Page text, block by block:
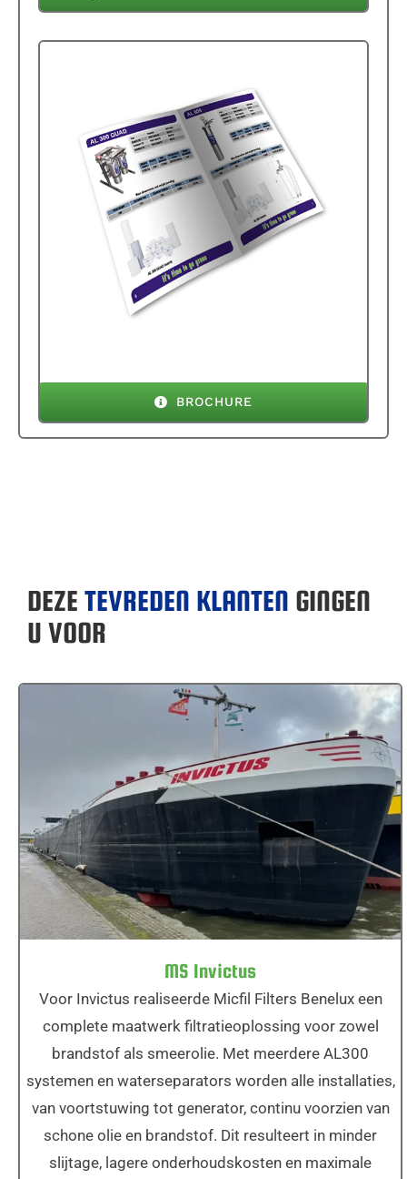
BROCHURE
DEZE TEVREDEN KLANTEN GINGEN
U VOOR
MS Invictus
MS Invictus
Voor Invictus realiseerde Micfil Filters Benelux een
complete maatwerk filtratieoplossing voor zowel
brandstof als smeerolie. Met meerdere AL300
systemen en waterseparators worden alle installaties,
van voortstuwing tot generator, continu voorzien van
schone olie en brandstof. Dit resulteert in minder
slijtage, lagere onderhoudskosten en maximale